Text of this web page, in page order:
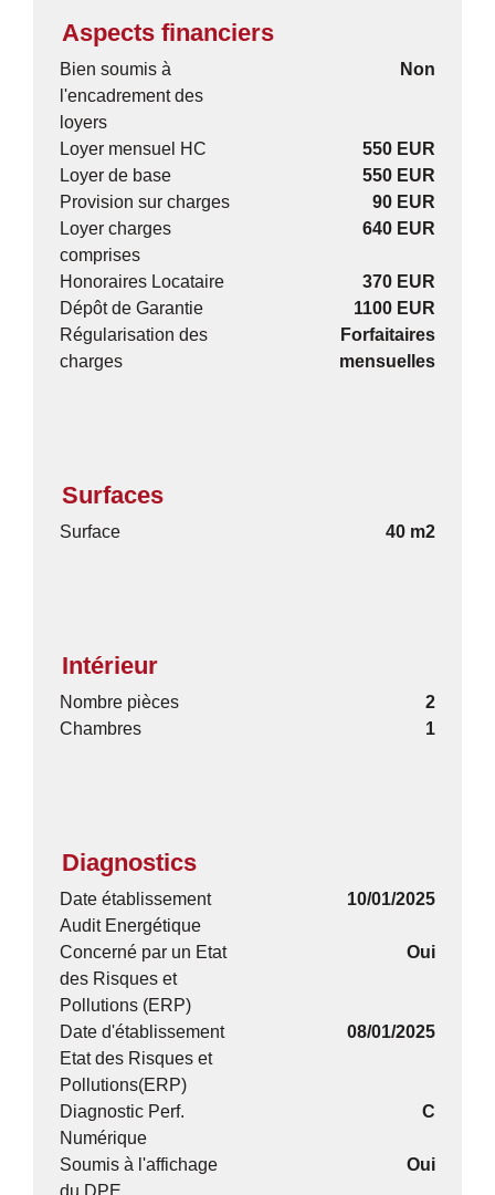
Aspects financiers
Bien soumis à
l'encadrement des
loyers
Non
Loyer mensuel HC
550 EUR
Loyer de base
550 EUR
Provision sur charges
90 EUR
Loyer charges
comprises
640 EUR
Honoraires Locataire
370 EUR
Dépôt de Garantie
1100 EUR
Régularisation des
charges
Forfaitaires
mensuelles
Surfaces
Surface 40 m2
Intérieur
Nombre pièces
2
Chambres
1
Diagnostics
Date établissement
Audit Energétique
10/01/2025
Concerné par un Etat
des Risques et
Pollutions (ERP)
Oui
Date d'établissement
Etat des Risques et
Pollutions(ERP)
08/01/2025
Diagnostic Perf.
Numérique
C
Soumis à l'affichage
Oui